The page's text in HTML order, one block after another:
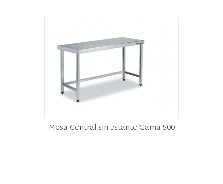
Mesa Central sin estante Gama 500